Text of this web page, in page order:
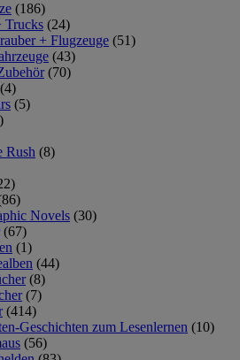
(186)
Trucks (24)
+ Flugzeuge (51)
(43)
(70)
(4)
(5)
Rush (8)
Novels (30)
(67)
(1)
(44)
(8)
(7)
(414)
Geschichten zum Lesenlernen (10)
(56)